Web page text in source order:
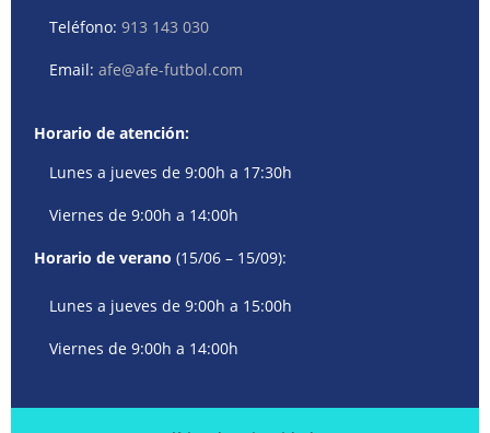
Teléfono:913 143 030
Email:afe@afe-futbol.com
Horario de atención:
Lunes a jueves de 9:00h a 17:30h
Viernes de 9:00h a 14:00h
Horario de verano (15/06 – 15/09):
Lunes a jueves de 9:00h a 15:00h
Viernes de 9:00h a 14:00h